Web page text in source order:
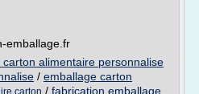
emballage.fr
carton alimentaire personnalise
/ emballage carton
carton / fabrication emballage